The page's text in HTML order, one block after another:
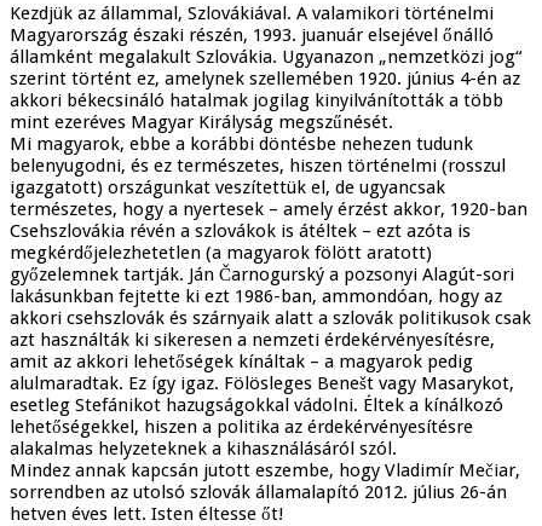
Kezdjük az állammal, Szlovákiával. A valamikori történelmi
Magyarország északi részén, 1993. juanuár elsejével őnálló
államként megalakult Szlovákia. Ugyanazon „nemzetközi jog“
szerint történt ez, amelynek szellemében 1920. június 4-én az
akkori békecsináló hatalmak jogilag kinyilvánították a több
mint ezeréves Magyar Királyság megszűnését.
Mi magyarok, ebbe a korábbi döntésbe nehezen tudunk
belenyugodni, és ez természetes, hiszen történelmi (rosszul
igazgatott) országunkat veszítettük el, de ugyancsak
természetes, hogy a nyertesek – amely érzést akkor, 1920-ban
Csehszlovákia révén a szlovákok is átéltek – ezt azóta is
megkérdőjelezhetetlen (a magyarok fölött aratott)
győzelemnek tartják. Ján Čarnogurský a pozsonyi Alagút-sori
lakásunkban fejtette ki ezt 1986-ban, ammondóan, hogy az
akkori csehszlovák és szárnyaik alatt a szlovák politikusok csak
azt használták ki sikeresen a nemzeti érdekérvényesítésre,
amit az akkori lehetőségek kínáltak – a magyarok pedig
alulmaradtak. Ez így igaz. Fölösleges Benešt vagy Masarykot,
esetleg Stefánikot hazugságokkal vádolni. Éltek a kínálkozó
lehetőségekkel, hiszen a politika az érdekérvényesítésre
alakalmas helyzeteknek a kihasználásáról szól.
Mindez annak kapcsán jutott eszembe, hogy Vladimír Mečiar,
sorrendben az utolsó szlovák államalapító 2012. július 26-án
hetven éves lett. Isten éltesse őt!